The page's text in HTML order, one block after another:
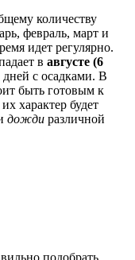
количеству
февраль, март и
идет регулярно.
в августе (6
с осадками. В
быть готовым к
характер будет
дожди различной